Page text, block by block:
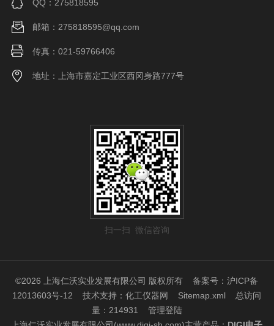
QQ：275818595
邮箱：275818595@qq.com
传真：021-59766406
地址：上海市嘉定工业区西冈身路777号
扫一扫 微信咨询
©2026 上海仁沃实业发展有限公司 版权所有备案号：沪ICP备
12013603号-12 技术支持：化工仪器网 Sitemap.xml 总访问
量：214931 管理登陆